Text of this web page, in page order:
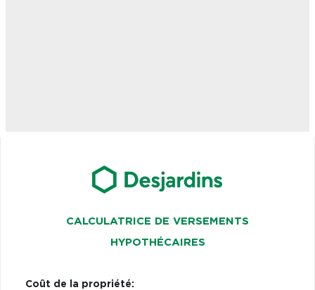
CALCULATRICE DE VERSEMENTS
HYPOTHÉCAIRES
Coût de la propriété: